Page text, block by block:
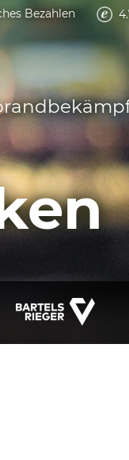
Bezahlen